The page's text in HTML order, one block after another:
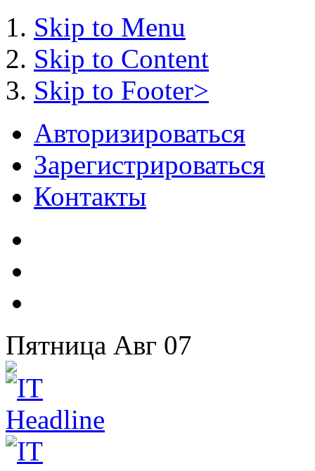
Skip to Menu
Skip to Content
Skip to Footer>
Авторизироваться
Зарегистрироваться
Контакты
Пятница Авг 07